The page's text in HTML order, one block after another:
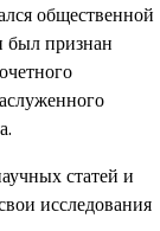
общественной
признан
статей и
исследования